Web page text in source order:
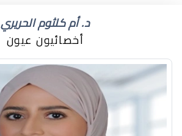
د. أم كلثوم الحريري
أخصائيون عيون